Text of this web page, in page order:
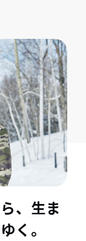
、生ま
く。